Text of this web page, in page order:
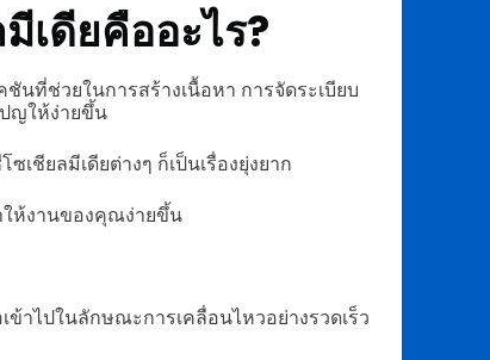
เดียคืออะไร?
นที่ช่วยในการสร้างเนื้อหา การจัดระเบียบ
ญให้ง่ายขึ้น
ชียลมีเดียต่างๆ ก็เป็นเรื่องยุ่งยาก
ห้งานของคุณง่ายขึ้น
ข้าไปในลักษณะการเคลื่อนไหวอย่างรวดเร็ว